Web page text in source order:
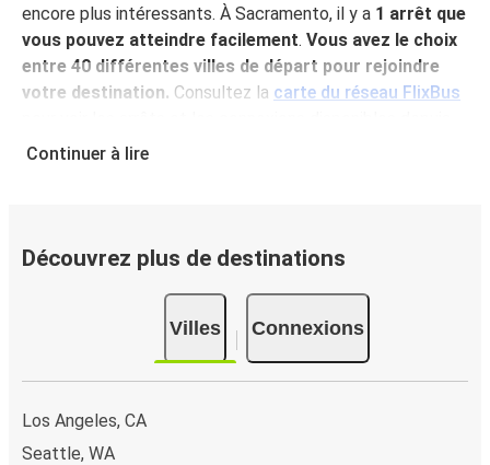
encore plus intéressants. À Sacramento, il y a 1 arrêt que
vous pouvez atteindre facilement. Vous avez le choix
entre 40 différentes villes de départ pour rejoindre
votre destination. Consultez la carte du réseau FlixBus
votre ville!
FlixBus représente le choix idéal en termes de prix
abordables et de confort pour vos déplacements vers ou
depuis Sacramento. Profitez d'un voyage confortable
vers Sacramento grâce aux équipements à bord, tels que
le Wi-Fi gratuit ou encore les nombreuses prises
électriques à disposition. Et puis, pour un confort optimal,
réservation. Quant aux bagages, voyagez l'esprit
tranquille, votre billet comprend à la fois un bagage à main
Continuer à lire
Découvrez plus de destinations
Villes Connexions
Los Angeles, CA
Seattle, WA